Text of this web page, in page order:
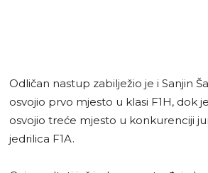
Odličan nastup zabilježio je i Sanjin
osvojio prvo mjesto u klasi F1H, dok
osvojio treće mjesto u konkurenciji
jedrilica F1A.